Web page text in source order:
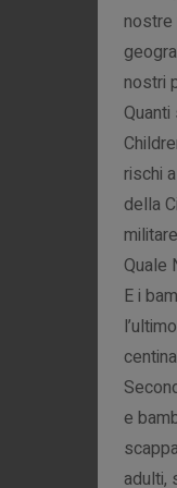
nostre
nostri
rischi
della
Quale
E i
e
adulti,